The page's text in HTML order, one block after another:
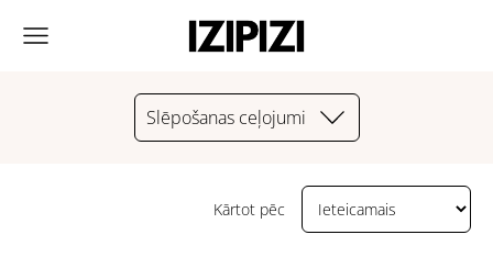
Slēpošanas ceļojumi
Kārtot pēc